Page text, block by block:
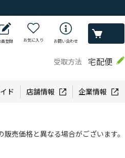
員登録 お気に入り お問い合わせ
受取方法 宅配便
ド 店舗情報 企業情報
売価格と異なる場合がございます。